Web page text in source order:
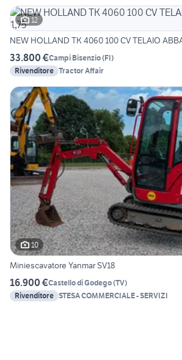
12
NEW HOLLAND TK 4060 100 CV TELAIO
33.800 €Campi Bisenzio(FI)
Rivenditore Tractor Affair
10
Miniescavatore Yanmar SV18
16.900 €Castello di Godego(TV)
Rivenditore STESA COMMERCIALE - SERVIZI